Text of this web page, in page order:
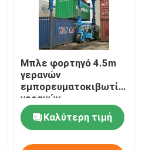
Μπλε φορτηγό 4.5m
γερανών
εμπορευματοκιβωτίων
γερανών
εμπορευματοκιβωτίων
ύψος ανύψωσης
Καλύτερη τιμή